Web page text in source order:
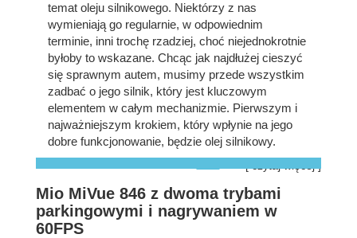
temat oleju silnikowego. Niektórzy z nas
wymieniają go regularnie, w odpowiednim
terminie, inni trochę rzadziej, choć niejednokrotnie
byłoby to wskazane. Chcąc jak najdłużej cieszyć
się sprawnym autem, musimy przede wszystkim
zadbać o jego silnik, który jest kluczowym
elementem w całym mechanizmie. Pierwszym i
najważniejszym krokiem, który wpłynie na jego
dobre funkcjonowanie, będzie olej silnikowy.
Mio MiVue 846 z dwoma trybami
parkingowymi i nagrywaniem w
60FPS